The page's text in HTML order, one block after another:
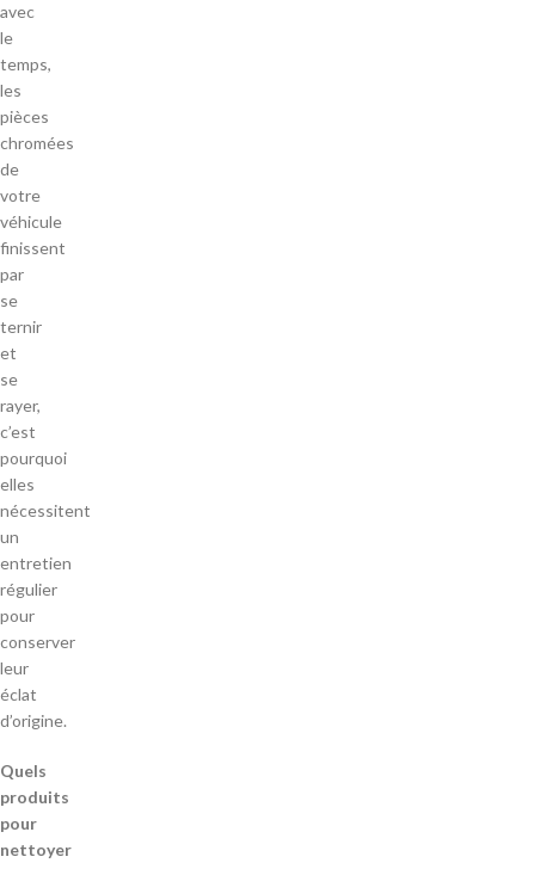
avec
le
temps,
les
pièces
chromées
de
votre
véhicule
finissent
par
se
ternir
et
se
rayer,
c’est
pourquoi
elles
nécessitent
un
entretien
régulier
pour
conserver
leur
éclat
d’origine.
Quels
produits
pour
nettoyer